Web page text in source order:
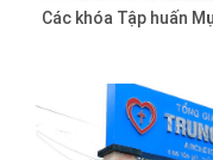
Các khóa Tập huấn